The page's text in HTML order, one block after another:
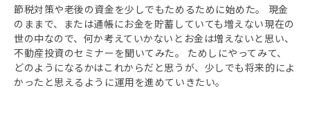
節税対策や老後の資金を少しでもためるために始めた。 現金
のままで、または通帳にお金を貯蓄していても増えない現在の
世の中なので、何か考えていかないとお金は増えないと思い、
不動産投資のセミナーを聞いてみた。 ためしにやってみて、
どのようになるかはこれからだと思うが、少しでも将来的によ
かったと思えるように運用を進めていきたい。